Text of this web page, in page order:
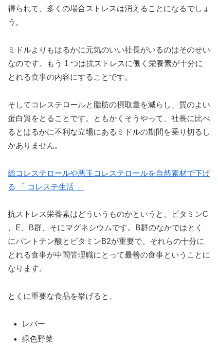
得られて、多くの場合ストレスは消えることになるでしょ
う。
ミドルよりもはるかに元気のいい社長がいるのはそのせい
なのです。もう 1 つは抗ストレスに働く栄養素が十分に
とれる食事の内容にすることです。
そしてコレステロールと脂肪の摂取量を減らし、質のよい
蛋白質をとることです。ともかくそうやって、社長に比べ
るとはるかに不利な立場にあるミドルの期間を乗り切るし
かありません。
総コレステロールや悪玉コレステロールを自然素材で下げ
る 「 コレステ生活 」
抗ストレス栄養素はどういうものかというと、ビタミンC
、E、B群、そにマグネシウムです。B群のなかではとく
にパントテン酸とビタミンB2が重要で、それらの十分に
とれる食事が中間管理職にとって最善の食事ということに
なります。
とくに重要な食品を挙げると、
レバー
緑色野菜